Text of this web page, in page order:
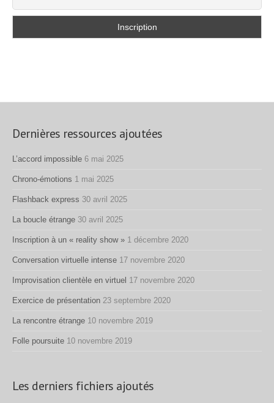
Dernières ressources ajoutées
L’accord impossible 6 mai 2025
Chrono-émotions 1 mai 2025
Flashback express 30 avril 2025
La boucle étrange 30 avril 2025
Inscription à un « reality show » 1 décembre 2020
Conversation virtuelle intense 17 novembre 2020
Improvisation clientèle en virtuel 17 novembre 2020
Exercice de présentation 23 septembre 2020
La rencontre étrange 10 novembre 2019
Folle poursuite 10 novembre 2019
Les derniers fichiers ajoutés